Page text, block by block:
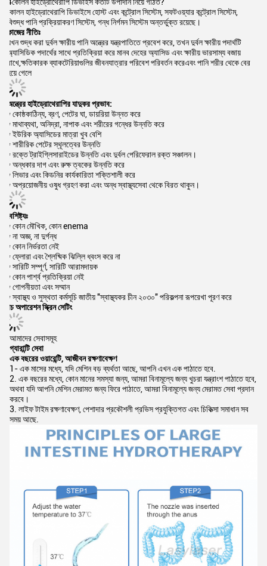
কোলন হাইড্রোথেরাপি ডিভাইসে হোস্ট এবং কন্ট্রোল সিস্টেম, সফটওয়্যার কন্ট্রোল সিস্টেম,
বিশুদ্ধ পানি প্রক্রিয়াকরণ সিস্টেম, গন্ধ নির্গমন সিস্টেম অন্তর্ভুক্ত রয়েছে।
কাজের নীতিঃ
যখন শুদ্ধ করা দুর্বল ক্ষারীয় পানি অন্ত্রের যন্ত্রপাতিতে প্রবেশ করে, তখন দুর্বল ক্ষারীয় পদার্থটি
অ্যাসিডিক পদার্থের সাথে প্রতিক্রিয়া করে মানব দেহের অ্যাসিড এবং ক্ষারীয় ভারসাম্য বজায়
রাখে,ক্ষতিকারক ব্যাকটেরিয়াগুলির জীবনযাত্রার পরিবেশ পরিবর্তন করেএবং পানি শরীর থেকে বের
হয়ে গেলে
অন্ত্রের হাইড্রোথেরাপির যাদুকর প্রভাব:
* কোষ্ঠকাঠিন্য, ব্রণ, পেটের ঘা, ডায়রিয়া উন্নত করে
* মাথাব্যথা, অনিদ্রা, নাপাক এবং শরীরের গন্ধের উন্নতি করে
* ইউরিক অ্যাসিডের মাত্রা খুব বেশি
* শারীরিক পেটের স্থূলত্বের উন্নতি
* রক্তে ট্রাইগ্লিসারাইডের উন্নতি এবং দুর্বল পেরিফেরাল রক্ত সঞ্চালন।
* অন্ধকার দাগ এবং রুক্ষ ত্বকের উন্নতি করে
* লিভার এবং কিডনির কার্যকারিতা শক্তিশালী করে
* অপ্রয়োজনীয় ওষুধ গ্রহণ করা এবং অন্ধ স্বাস্থ্যসেবা থেকে বিরত থাকুন।
বৈশিষ্ট্যঃ
* কোন মৌখিক, কোন enema
* না অজ্ঞ, না দুর্গন্ধ
* কোন নির্ভরতা নেই
* ফ্লোরা এবং শ্লৈষ্মিক ঝিল্লি ধ্বংস করে না
* সারিটি সম্পূর্ণ, সারিটি আরামদায়ক
* কোন পার্শ্ব প্রতিক্রিয়া নেই
* গোপনীয়তা এবং সম্মান
* স্বাস্থ্য ও সুস্থতা কর্মসূচি জাতীয় ′′স্বাস্থ্যকর চীন ২০৩০′′ পরিকল্পনা রূপরেখা পূরণ করে
টাচ অপারেশন স্ক্রিন সেটিং
আমাদের সেবাসমূহ
গ্যারান্টি সেবা
এক বছরের ওয়ারেন্টি, আজীবন রক্ষণাবেক্ষণ
1- এক মাসের মধ্যে, যদি মেশিন বড় ব্যর্থতা আছে, আপনি এখন এক পাঠাতে হবে.
2. এক বছরের মধ্যে, কোন মানের সমস্যা জন্য, আমরা বিনামূল্যে জন্য খুচরা যন্ত্রাংশ পাঠাতে হবে,
অথবা যদি আপনি মেশিন মেরামত জন্য ফিরে পাঠাতে, আমরা বিনামূল্যে জন্য মেরামত সেবা প্রদান
করবে।
3. লাইফ টাইম রক্ষণাবেক্ষণ, পেশাদার প্রকৌশলী প্রভিস প্রযুক্তিগত এবং চিকিত্সা সমাধান সব
সময় আছে.